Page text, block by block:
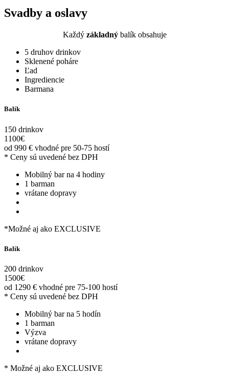
Svadby a oslavy
Každý základnýbalík obsahuje
5 druhov drinkov
Sklenené poháre
Ľad
Ingrediencie
Barmana
Balík
150 drinkov
1100€
od 990 € vhodné pre 50-75 hostí
* Ceny sú uvedené bez DPH
Mobilný bar na 4 hodiny
1 barman
vrátane dopravy
*Možné aj ako EXCLUSIVE
Balík
200 drinkov
1500€
od 1290 € vhodné pre 75-100 hostí
* Ceny sú uvedené bez DPH
Mobilný bar na 5 hodín
1 barman
Výzva
vrátane dopravy
* Možné aj ako EXCLUSIVE